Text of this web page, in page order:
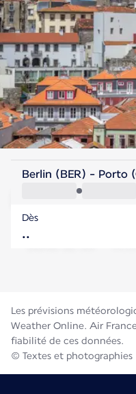
Portugal
Portugal
Durée du vol
Berlin (BER) - Porto
Dès
Les prévisions
Weather Online. Air
fiabilité de ces données.
© Textes et photographies